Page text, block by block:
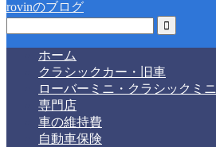
rovinのブログ
ホーム
クラシックカー・旧車
ローバーミニ・クラシックミニ
専門店
車の維持費
自動車保険